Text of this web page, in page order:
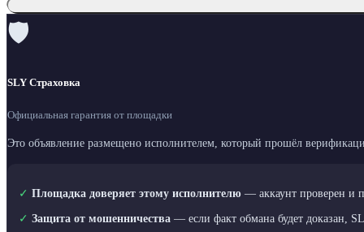
🛡
SLY Страховка
Официальная гарантия от площадки
Это объявление размещено исполнителем, который прошёл
✓ Площадка доверяет этому исполнителю — аккаунт проверен и
✓ Защита от мошенничества — если факт обмана будет доказан,